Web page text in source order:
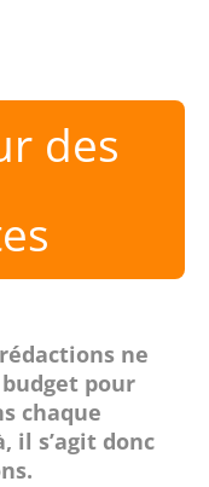
des
ne
pour
chaque
il s’agit donc